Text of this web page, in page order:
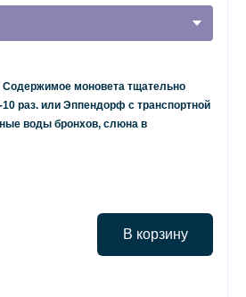
моновета тщательно
раз. или Эппендорф с транспортной
воды бронхов, слюна в
В корзину